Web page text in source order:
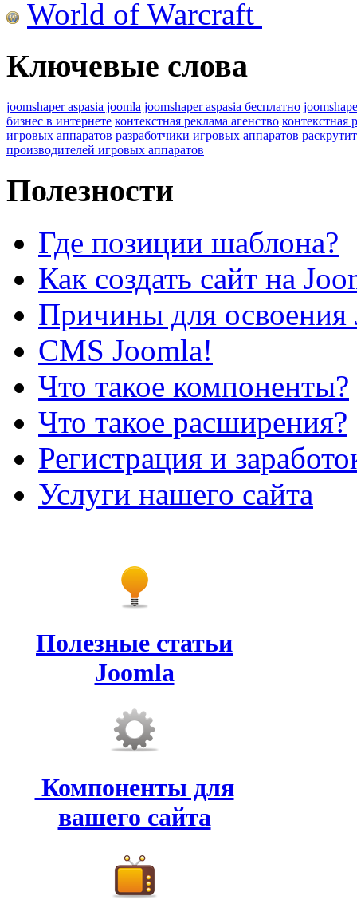
World of Warcraft
Ключевые слова
joomshaper aspasia joomla joomshaper aspasia бесплатно
бизнес в интернете контекстная реклама агенство контекстная
игровых аппаратов разработчики игровых аппаратов
производителей игровых аппаратов
Полезности
Где позиции шаблона?
Как создать сайт на
Причины для освоения
CMS Joomla!
Что такое компоненты?
Что такое расширения?
Регистрация и
Услуги нашего сайта
Полезные статьи
Joomla
Компоненты для
вашего сайта